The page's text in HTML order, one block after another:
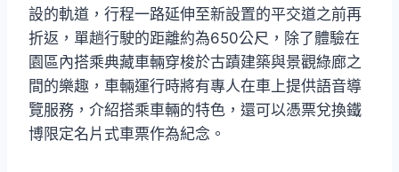
設的軌道，行程一路延伸至新設置的平交道之前再
折返，單趟行駛的距離約為650公尺，除了體驗在
園區內搭乘典藏車輛穿梭於古蹟建築與景觀綠廊之
間的樂趣，車輛運行時將有專人在車上提供語音導
覽服務，介紹搭乘車輛的特色，還可以憑票兌換鐵
博限定名片式車票作為紀念。